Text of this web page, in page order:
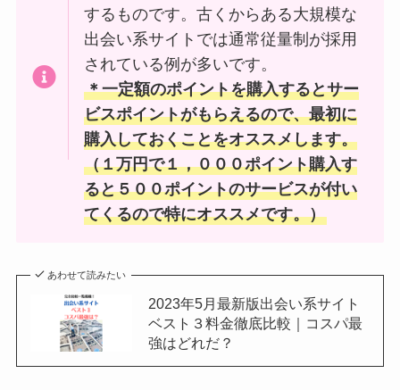
するものです。古くからある大規模な
出会い系サイトでは通常従量制が採用
されている例が多いです。
＊一定額のポイントを購入するとサー
ビスポイントがもらえるので、最初に
購入しておくことをオススメします。
（１万円で１，０００ポイント購入す
ると５００ポイントのサービスが付い
てくるので特にオススメです。）
あわせて読みたい
2023年5月最新版出会い系サイト
ベスト３料金徹底比較｜コスパ最
強はどれだ？